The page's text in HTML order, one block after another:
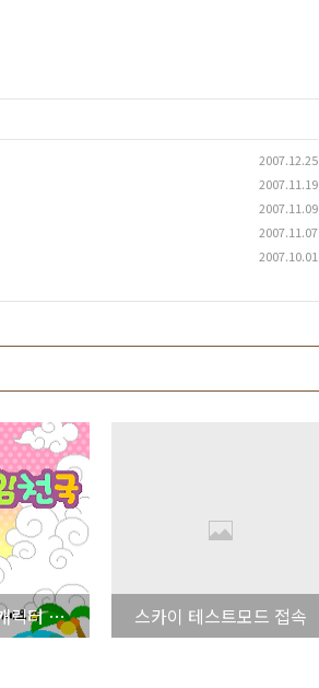
2007.12.25
2007.11.19
2007.11.09
2007.11.07
2007.10.01
미니게임천국3 캐릭터 얻기 스카이 테스트모드 접속